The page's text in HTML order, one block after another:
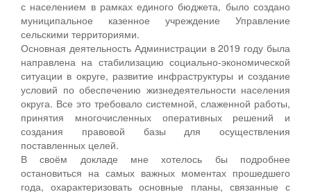
с населением в рамках единого бюджета, было создано
муниципальное казенное учреждение Управление
сельскими территориями.
Основная деятельность Администрации в 2019 году была
направлена на стабилизацию социально-экономической
ситуации в округе, развитие инфраструктуры и создание
условий по обеспечению жизнедеятельности населения
округа. Все это требовало системной, слаженной работы,
принятия многочисленных оперативных решений и
создания правовой базы для осуществления
поставленных целей.
В своём докладе мне хотелось бы подробнее
остановиться на самых важных моментах прошедшего
года, охарактеризовать основные планы, связанные с